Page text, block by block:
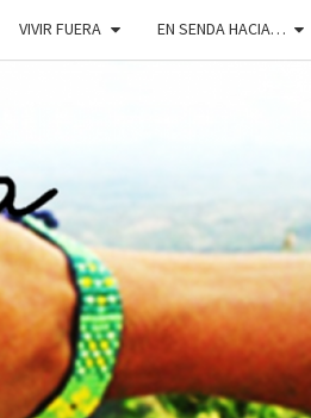
VIVIR FUERA EN SENDA HACIA…